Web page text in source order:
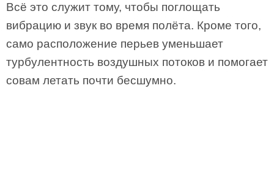
Всё это служит тому, чтобы поглощать
вибрацию и звук во время полёта. Кроме того,
само расположение перьев уменьшает
турбулентность воздушных потоков и помогает
совам летать почти бесшумно.